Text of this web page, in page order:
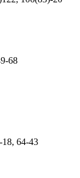
68
64-43